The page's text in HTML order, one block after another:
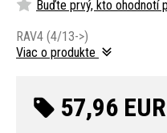
Buďte prvý, kto ohodnotí
RAV4 (4/13->)
Viac o produkte
57,96 EUR